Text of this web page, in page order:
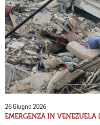
26 Giugno 2026
EMERGENZA IN VENEZUELA